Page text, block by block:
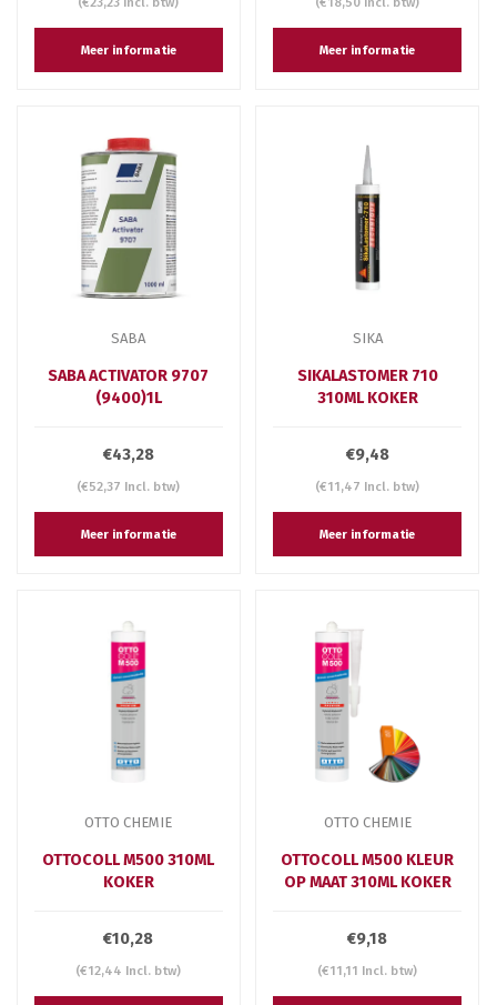
Meer informatie Meer informatie
SABA
SABA ACTIVATOR 9707
(9400)1L
€43,28
(€52,37 Incl. btw)
Meer informatie
SIKA
SIKALASTOMER 710
310ML KOKER
€9,48
(€11,47 Incl. btw)
Meer informatie
OTTO CHEMIE
OTTOCOLL M500 310ML
KOKER
€10,28
(€12,44 Incl. btw)
OTTO CHEMIE
OTTOCOLL M500 KLEUR
OP MAAT 310ML KOKER
€9,18
(€11,11 Incl. btw)